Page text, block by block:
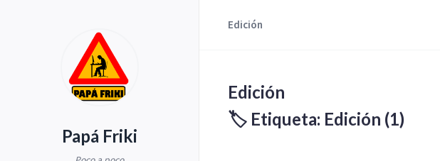
Papá Friki
Edición
Edición
🏷️ Etiqueta: Edición (1)